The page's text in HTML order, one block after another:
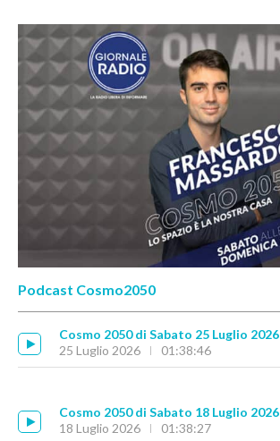
Podcast Cosmo2050
Cosmo 2050 di Sabato 25 Luglio 2026
25 Luglio 2026
01:38:46
Cosmo 2050 di Sabato 18 Luglio 2026
18 Luglio 2026
01:38:27